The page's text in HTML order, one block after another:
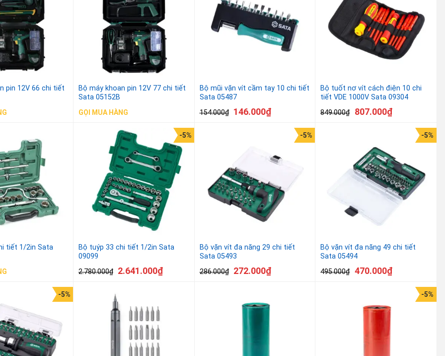
pin 12V 66 chi tiết
Bộ máy khoan pin 12V 77 chi tiết
Sata 05152B
GỌI MUA HÀNG
Bộ mũi vặn vít cầm tay 10 chi tiết
Sata 05487
154.000₫ 146.000₫
Bộ tuốt nơ vít cách điện 10 chi
tiết VDE 1000V Sata 09304
849.000₫ 807.000₫
tiết 1/2in Sata
Bộ tuýp 33 chi tiết 1/2in Sata
09099
2.780.000₫
-5%
2.641.000₫
Bộ vặn vít đa năng 29 chi tiết
Sata 05493
286.000₫
-5%
272.000₫
Bộ vặn vít đa năng 49 chi tiết
Sata 05494
495.000₫
-5%
470.000₫
-5% -5%